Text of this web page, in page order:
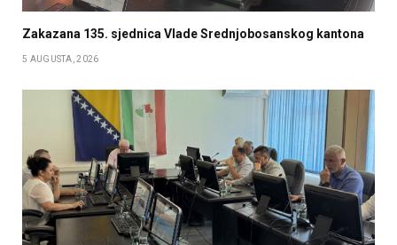
Zakazana 135. sjednica Vlade Srednjobosanskog kantona
5 AUGUSTA, 2026